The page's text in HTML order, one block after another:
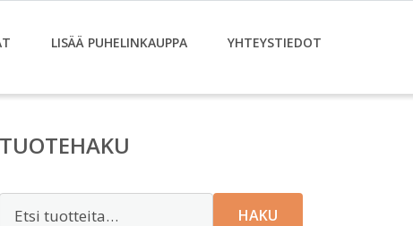
LISÄÄ PUHELINKAUPPA YHTEYSTIEDOT
TUOTEHAKU
HAKU